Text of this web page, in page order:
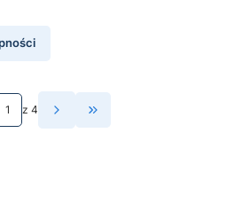
z 4 Przejdź do ostatniej